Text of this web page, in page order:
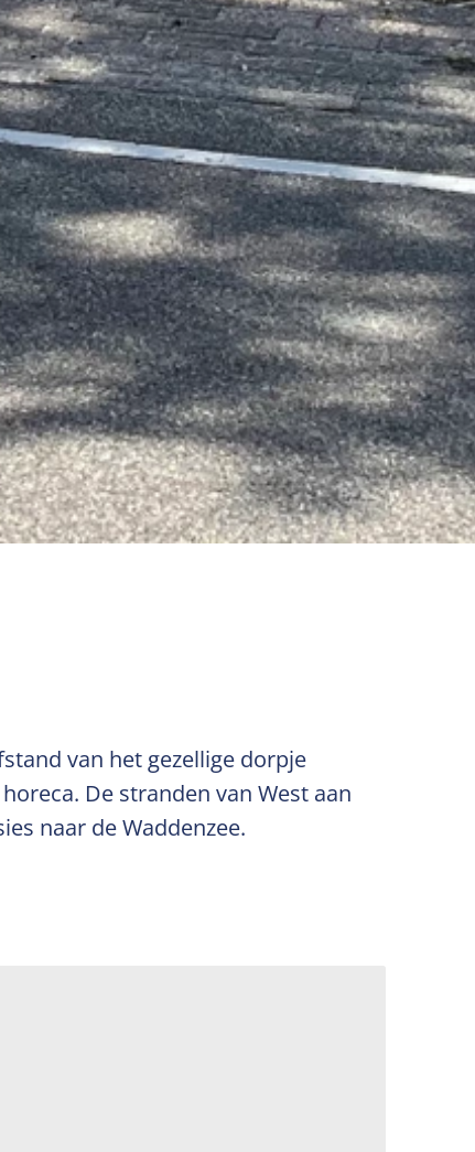
van het gezellige dorpje
De stranden van West aan
naar de Waddenzee.